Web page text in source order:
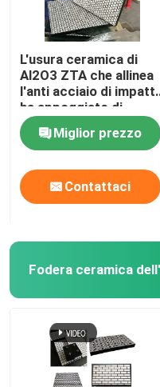
L'usura ceramica di
Al2O3 ZTA che allinea
l'anti acciaio di
ha appoggiato di
gomma
Miglior prezzo
Contattaci
Fodera ceramica